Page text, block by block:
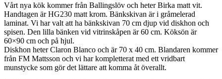
Vårt nya kök kommer från Ballingslöv och heter Birka matt vit.
Handtagen är HG230 matt krom. Bänkskivan är i gråmelerad
laminat. Vi har valt att ha bänkskivan 70 cm djup vid diskhon och
spisen. Den lilla bänken vid vitrinskåpen är 60 cm. Köksön är
60×90 cm och på hjul.
Diskhon heter Claron Blanco och är 70 x 40 cm. Blandaren kommer
från FM Mattsson och vi har kompletterat med ett vridbart
munstycke som gör det lättare att komma åt överallt.